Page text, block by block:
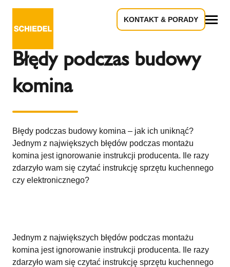
KONTAKT & PORADY
Błędy podczas budowy
komina
Błędy podczas budowy komina – jak ich uniknąć?
Jednym z największych błędów podczas montażu
komina jest ignorowanie instrukcji producenta. Ile razy
zdarzyło wam się czytać instrukcję sprzętu kuchennego
czy elektronicznego?
Jednym z największych błędów podczas montażu
komina jest ignorowanie instrukcji producenta. Ile razy
zdarzyło wam się czytać instrukcję sprzętu kuchennego